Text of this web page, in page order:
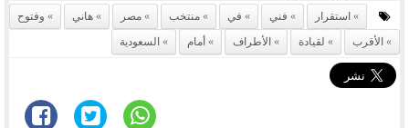
استقرار فني في منتخب مصر هاني
وفتوح
الأقرب
لقيادة الأطراف أمام السعودية